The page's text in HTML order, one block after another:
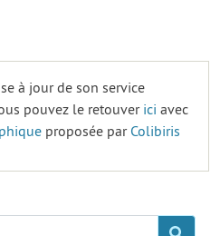
à jour de son service
pouvez le retouver ici avec
proposée par Colibiris